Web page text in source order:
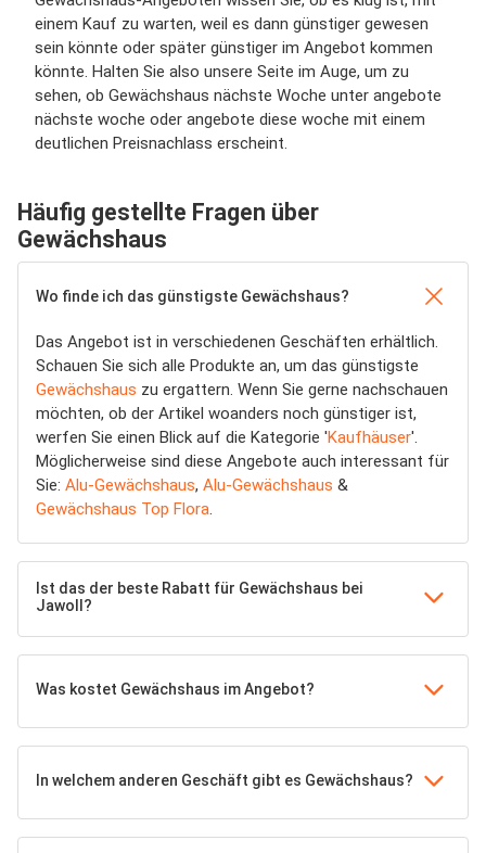
einem Kauf zu warten, weil es dann günstiger gewesen
sein könnte oder später günstiger im Angebot kommen
könnte. Halten Sie also unsere Seite im Auge, um zu
sehen, ob Gewächshaus nächste Woche unter angebote
nächste woche oder angebote diese woche mit einem
deutlichen Preisnachlass erscheint.
Häufig gestellte Fragen über
Gewächshaus
Wo finde ich das günstigste Gewächshaus?
Das Angebot ist in verschiedenen Geschäften erhältlich.
Schauen Sie sich alle Produkte an, um das günstigste
Gewächshaus zu ergattern. Wenn Sie gerne nachschauen
möchten, ob der Artikel woanders noch günstiger ist,
werfen Sie einen Blick auf die Kategorie 'Kaufhäuser'.
Möglicherweise sind diese Angebote auch interessant für
Sie: Alu-Gewächshaus, Alu-Gewächshaus &
Gewächshaus Top Flora
Ist das der beste Rabatt für Gewächshaus bei
Jawoll?
Was kostet Gewächshaus im Angebot?
In welchem anderen Geschäft gibt es Gewächshaus?